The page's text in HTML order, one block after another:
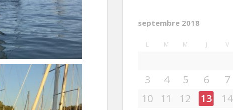
septembre 2018
L M M J V
3
4 5 6 7
10
11 12 13 14